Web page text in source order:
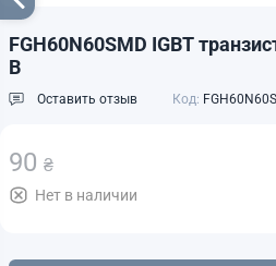
FGH60N60SMD IGBT
В
Оставить отзыв Код:
90 ₴
Нет в наличии